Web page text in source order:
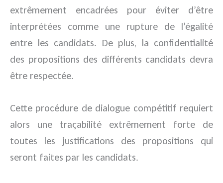
extrêmement encadrées pour éviter d’être
interprétées comme une rupture de l’égalité
entre les candidats. De plus, la confidentialité
des propositions des différents candidats devra
être respectée.
Cette procédure de dialogue compétitif requiert
alors une traçabilité extrêmement forte de
toutes les justifications des propositions qui
seront faites par les candidats.